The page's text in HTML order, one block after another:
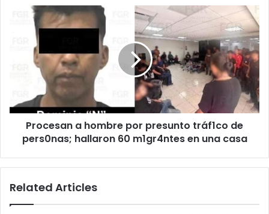
Procesan
hombre
presunto
pers0nas;
hallaron
m1gr4ntes
Procesan a hombre por presunto tráf1co de
pers0nas; hallaron 60 m1gr4ntes en una casa
Related Articles